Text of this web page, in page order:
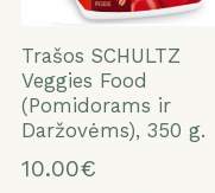
ATŠAUKTI
Trašos SCHULTZ
Veggies Food
(Pomidorams ir
Daržovėms), 350 g.
10.00€